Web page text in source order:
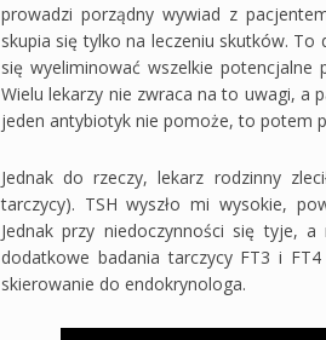
prowadzi porządny wywiad z
skupia się tylko na leczeniu skutków.
się wyeliminować wszelkie
Wielu lekarzy nie zwraca na to uwagi, a
jeden antybiotyk nie pomoże, to potem
Jednak do rzeczy, lekarz rodzinny
tarczycy). TSH wyszło mi wysokie,
Jednak przy niedoczynności się tyje,
dodatkowe badania tarczycy FT3 i
skierowanie do endokrynologa.